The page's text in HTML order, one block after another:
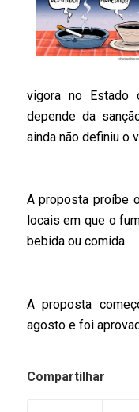
vigora no Estado
depende da
ainda não definiu o
A proposta proíbe
locais em que o
bebida ou comida.
A proposta
agosto e foi
Compartilhar